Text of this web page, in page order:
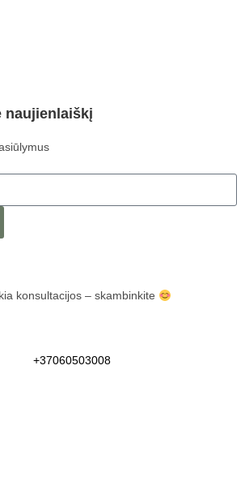
naujienlaiškį
konsultacijos – skambinkite
+37060503008